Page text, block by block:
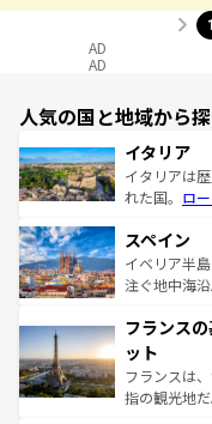
1
AD
AD
人気の国と地域から
イタリア
イタリアは
れた国。 ロ
ろん、トス
景など、自
ピザやパス
ませてくれ
なお、新着
しい。
スペイン
イベリア半
注ぐ地中海
文化が根付
れる闘牛、
る。首都マ
アートに溢
フランス
ット
フランスは
指の観光地